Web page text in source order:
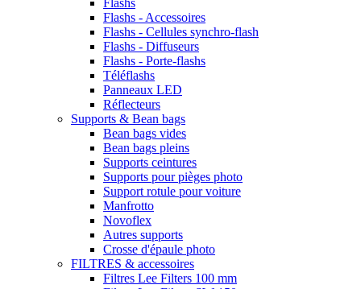
Flashs
Flashs - Accessoires
Flashs - Cellules synchro-flash
Flashs - Diffuseurs
Flashs - Porte-flashs
Téléflashs
Panneaux LED
Réflecteurs
Supports & Bean bags
Bean bags vides
Bean bags pleins
Supports ceintures
Supports pour pièges photo
Support rotule pour voiture
Manfrotto
Novoflex
Autres supports
Crosse d'épaule photo
FILTRES & accessoires
Filtres Lee Filters 100 mm